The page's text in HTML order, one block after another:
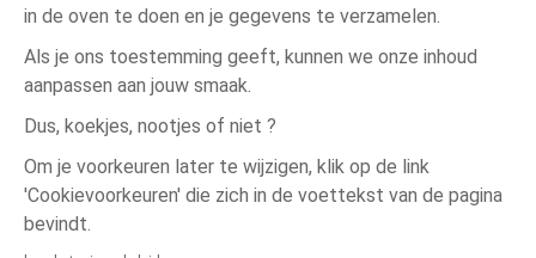
in de oven te doen en je gegevens te verzamelen.
Als je ons toestemming geeft, kunnen we onze inhoud
aanpassen aan jouw smaak.
Dus, koekjes, nootjes of niet ?
Om je voorkeuren later te wijzigen, klik op de link
'Cookievoorkeuren' die zich in de voettekst van de pagina
bevindt.
Roze Roze
3
Algemene verkoopsvoorwaarden
Wettelijke bepalingen
Persoonsgegevens